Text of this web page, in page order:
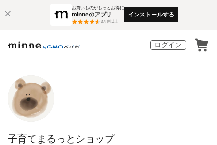
お買いものがもっとお得に
minneのアプリ
3万件以上
インストールする
ログイン
子育てまるっとショップ